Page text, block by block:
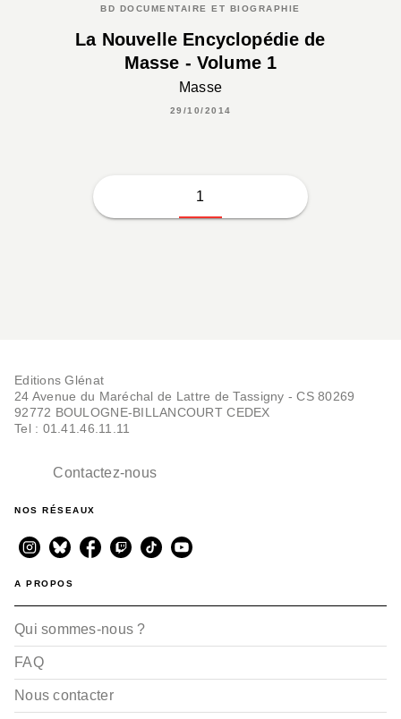
BD DOCUMENTAIRE ET BIOGRAPHIE
La Nouvelle Encyclopédie de
Masse - Volume 1
Masse
29/10/2014
1
Editions Glénat
24 Avenue du Maréchal de Lattre de Tassigny - CS 80269
92772 BOULOGNE-BILLANCOURT CEDEX
Tel : 01.41.46.11.11
Contactez-nous
NOS RÉSEAUX
A PROPOS
Qui sommes-nous ?
FAQ
Nous contacter